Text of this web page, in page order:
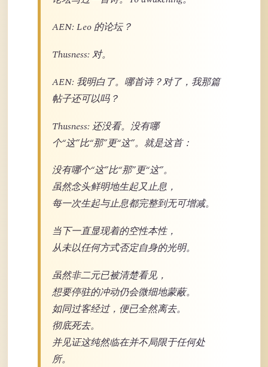
AEN: Leo 的论坛？
Thusness: 对。
AEN: 我明白了。哪首诗？对了，我那篇
帖子还可以吗？
Thusness: 还没看。没有哪
个“这”比“那”更“这”。就是这首：
没有哪个“这”比“那”更“这”。
虽然念头鲜明地生起又止息，
每一次生起与止息都完整到无可增减。
当下一直显现着的空性本性，
从未以任何方式否定自身的光明。
虽然非二元已被清楚看见，
想要停驻的冲动仍会微细地蒙蔽。
如同过客经过，便已全然离去。
彻底死去。
并见证这纯然临在并不局限于任何处
所。